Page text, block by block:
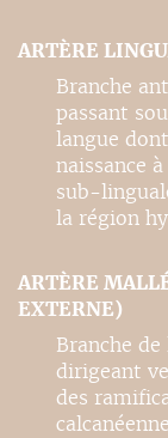
ARTÈRE
Branche
passant
langue
naissance
sub-
la région
ARTÈRE
EXTERNE)
Branche
dirigeant
des